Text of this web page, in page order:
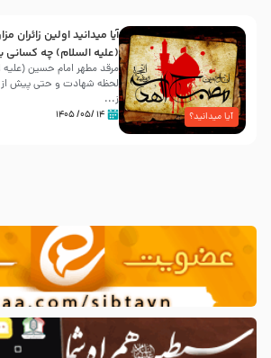
آیا میدانید؟
آیا میدانید اولین زائران
(علیه السلام) چه کسانی
مرقد مطهر امام حسین (علیه
لحظه شهادت و حتی پیش از
ز...
۱۴ /۰۵/ ۱۴۰۵